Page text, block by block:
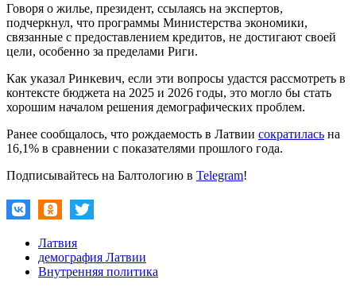
Говоря о жилье, президент, ссылаясь на экспертов,
подчеркнул, что программы Министерства экономики,
связанные с предоставлением кредитов, не достигают своей
цели, особенно за пределами Риги.
Как указал Ринкевич, если эти вопросы удастся рассмотреть в
контексте бюджета на 2025 и 2026 годы, это могло бы стать
хорошим началом решения демографических проблем.
Ранее сообщалось, что рождаемость в Латвии сократилась на
16,1% в сравнении с показателями прошлого года.
Подписывайтесь на Балтологию в Telegram!
Латвия
демография Латвии
Внутренняя политика